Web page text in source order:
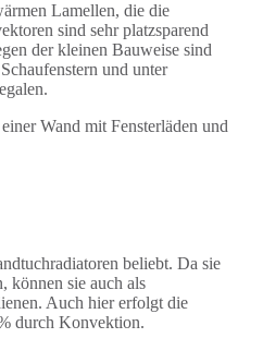
Lamellen, die die
sind sehr platzsparend
der kleinen Bauweise sind
und unter
beliebt. Da sie
können sie auch als
Auch hier erfolgt die
durch Konvektion.